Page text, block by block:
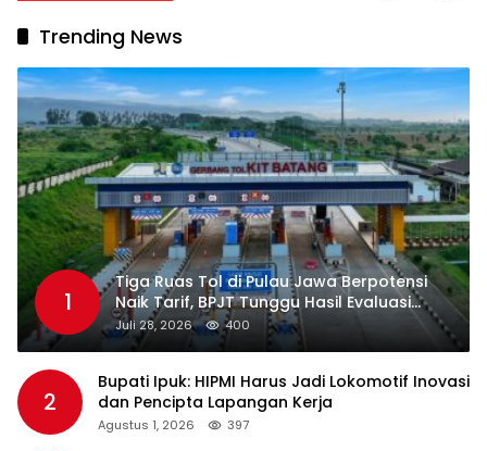
Trending News
1
Tiga Ruas Tol di Pulau Jawa Berpotensi
Naik Tarif, BPJT Tunggu Hasil Evaluasi
Standar Pelayanan
Juli 28, 2026 400
2
Bupati Ipuk: HIPMI Harus Jadi Lokomotif Inovasi
dan Pencipta Lapangan Kerja
Agustus 1, 2026 397